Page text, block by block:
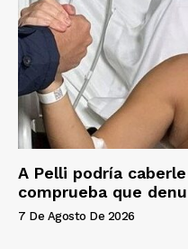
A Pelli podría
comprueba que
7 De Agosto De 2026